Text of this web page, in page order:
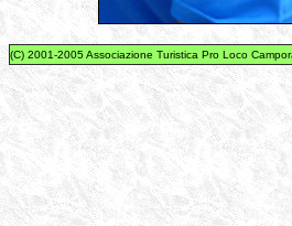
(C) 2001-2005 Associazione Turistica Pro Loco